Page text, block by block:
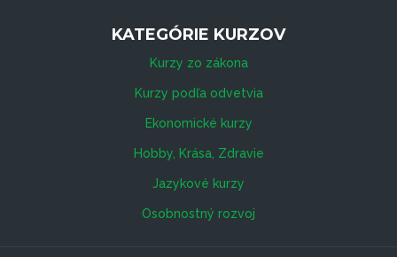
KATEGÓRIE KURZOV
Kurzy zo zákona
Kurzy podľa odvetvia
Ekonomické kurzy
Hobby, Krása, Zdravie
Jazykové kurzy
Osobnostný rozvoj